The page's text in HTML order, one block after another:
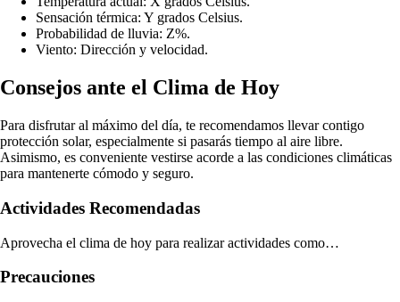
Sensación térmica: Y grados Celsius.
Probabilidad de lluvia: Z%.
Viento: Dirección y velocidad.
Consejos ante el Clima de Hoy
Para disfrutar al máximo del día, te recomendamos llevar contigo
protección solar, especialmente si pasarás tiempo al aire libre.
Asimismo, es conveniente vestirse acorde a las condiciones climáticas
para mantenerte cómodo y seguro.
Actividades Recomendadas
Aprovecha el clima de hoy para realizar actividades como…
Precauciones